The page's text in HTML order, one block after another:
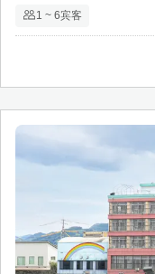
1 ~ 6宾客